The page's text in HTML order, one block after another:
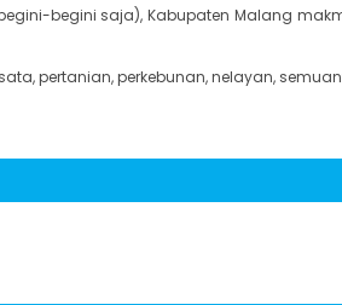
begini saja), Kabupaten Malang
pertanian, perkebunan, nelayan,